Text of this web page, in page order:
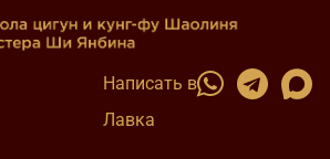
Написать в
Лавка